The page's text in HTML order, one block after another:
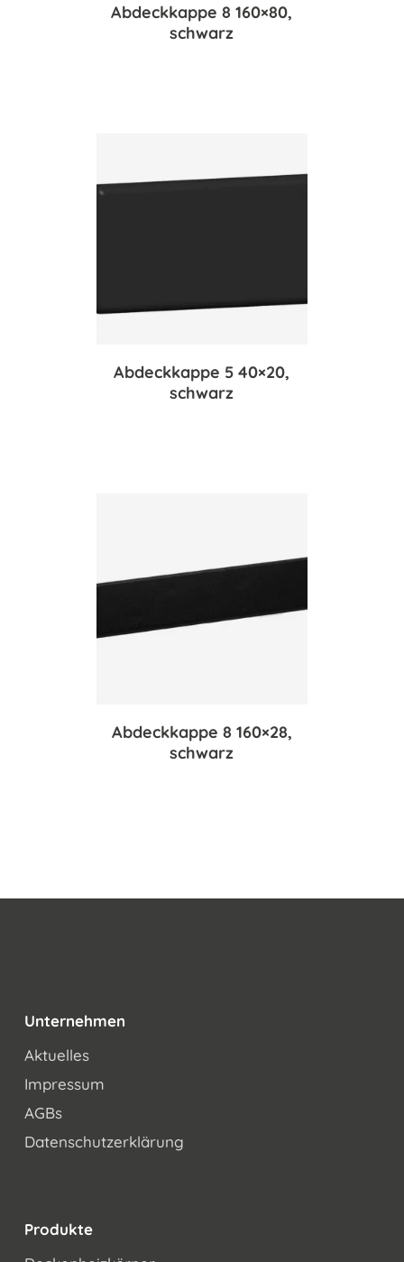
Abdeckkappe 8 160×80,
schwarz
Abdeckkappe 5 40×20,
schwarz
Abdeckkappe 8 160×28,
schwarz
Unternehmen
Aktuelles
Impressum
AGBs
Datenschutzerklärung
Produkte